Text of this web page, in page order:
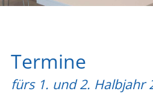
Termine
fürs 1. und 2. Halbjahr